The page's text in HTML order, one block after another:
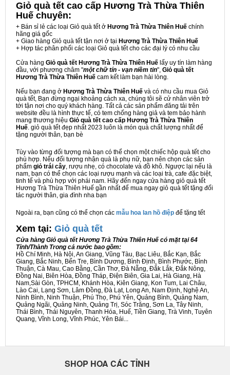
Giỏ quà tết cao cấp Hương Trà Thừa Thiên
Huế chuyên:
+ Bán sỉ lẻ các loại Giỏ quà tết ở Hương Trà Thừa Thiên Huế chính
hãng giá gốc
+ Giao hàng Giỏ quà tết tận nơi ở tại Hương Trà Thừa Thiên Huế
+ Hợp tác phân phối các loại Giỏ quà tết cho các đại lý có nhu cầu
Cửa hàng Giỏ quà tết Hương Trà Thừa Thiên Huế lấy uy tín làm hàng
đầu, với phương châm "một chữ tín - vạn niềm tin", Giỏ quà tết
Hương Trà Thừa Thiên Huế cam kết làm bạn hài lòng.
Nếu bạn đang ở Hương Trà Thừa Thiên Huế và có nhu cầu mua Giỏ
quà tết, Bạn đừng ngại khoảng cách xa, chúng tôi sẽ cử nhân viên trở
tới tận nơi cho quý khách hàng. Tất cả các sản phẩm đăng tải trên
website đều là hình thực tế, có tem chống hàng giả và tem bảo hành
mang thương hiệu Giỏ quà tết cao cấp Hương Trà Thừa Thiên
Huế. giỏ quà tết đẹp nhất 2023 luôn là món quà chất lượng nhất để
tặng người thân, bạn bè
Tùy vào từng đối tượng mà bạn có thể chọn một chiếc hộp quà tết cho
phù hợp. Nếu đối tượng nhận quà là phụ nữ, bạn nên chọn các sản
phẩm giỏ trái cây, rượu nhẹ, có chocolate và đồ khô. Ngược lại nếu là
nam, bạn có thể chọn các loại rượu mạnh và các loại trà, cafe đặc biệt,
tinh tế và phù hợp với phái nam. Hãy đến ngay cửa hàng giỏ quà tết
Hương Trà Thừa Thiên Huế gần nhất để mua ngay giỏ quà tết tặng đối
tác người thân, gia đình nha bạn
Ngoài ra, bạn cũng có thể chọn các mẫu hoa lan hồ điệp để tặng tết
Xem tại: Giỏ quà tết
Cửa hàng Giỏ quà tết Hương Trà Thừa Thiên Huế có mặt tại 64
Tỉnh/Thành Trong cả nước bao gồm:
Hồ Chí Minh, Hà Nội, An Giang, Vũng Tàu, Bạc Liêu, Bắc Kạn, Bắc
Giang, Bắc Ninh, Bến Tre, Bình Dương, Bình Định, Bình Phước, Bình
Thuận, Cà Mau, Cao Bằng, Cần Thơ, Đà Nẵng, Đắk Lắk, Đắk Nông,
Đồng Nai, Biên Hòa, Đồng Tháp, Điện Biên, Gia Lai, Hà Giang, Hà
Nam,Sài Gòn, TPHCM, Khánh Hòa, Kiên Giang, Kon Tum, Lai Châu,
Lào Cai, Lạng Sơn, Lâm Đồng, Đà Lạt, Long An, Nam Định, Nghệ An,
Ninh Bình, Ninh Thuận, Phú Thọ, Phú Yên, Quảng Bình, Quảng Nam,
Quảng Ngãi, Quảng Ninh, Quảng Trị, Sóc Trăng, Sơn La, Tây Ninh,
Thái Bình, Thái Nguyên, Thanh Hóa, Huế, Tiền Giang, Trà Vinh, Tuyên
Quang, Vĩnh Long, Vĩnh Phúc, Yên Bái...
SHOP HOA CÁC TỈNH